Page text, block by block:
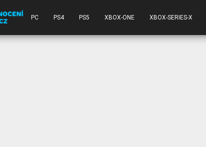
PC PS4 PS5 XBOX-ONE XBOX-SERIES-X